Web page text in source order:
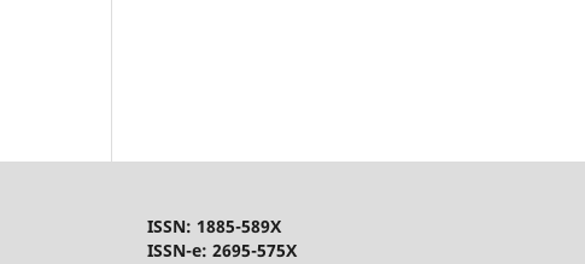
ISSN: 1885-589X
ISSN-e: 2695-575X